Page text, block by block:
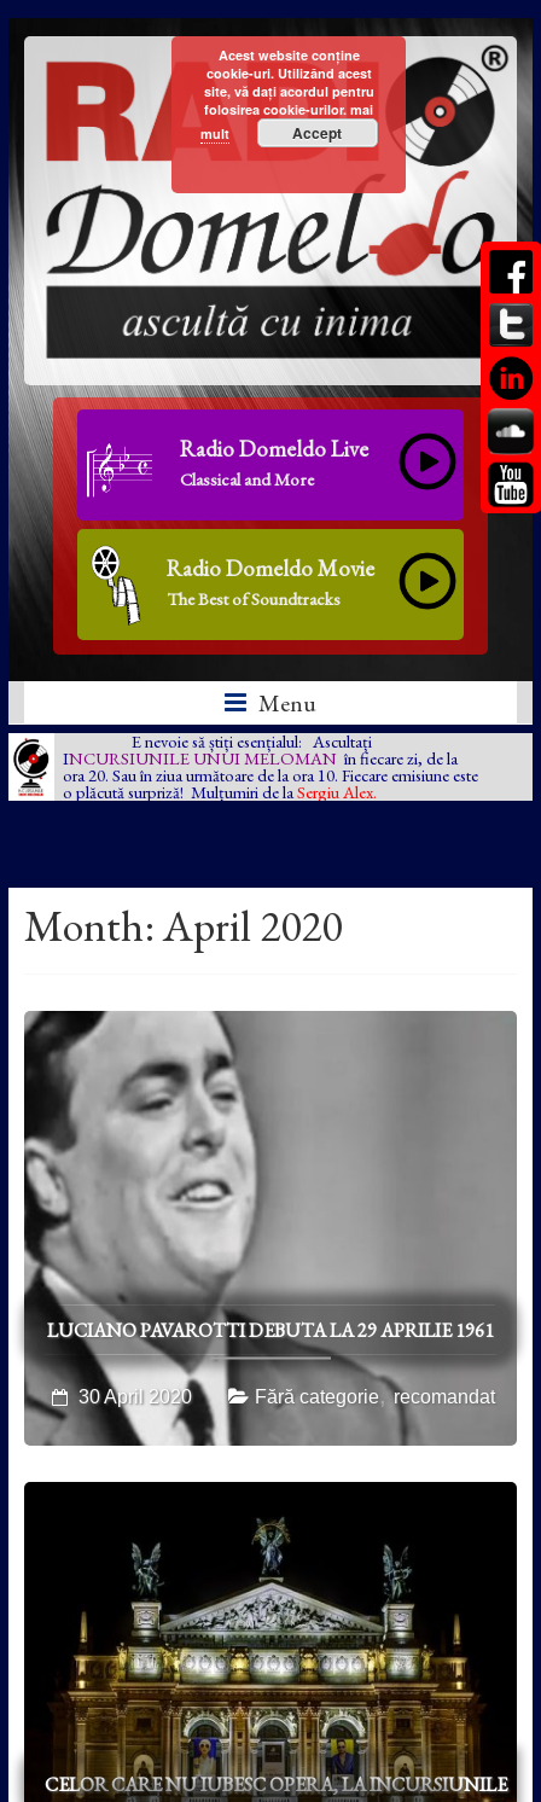
Radio Domeldo Live
Classical and More
Radio Domeldo Movie
The Best of Soundtracks
Menu
E nevoie să știți esențialul: Ascultați
INCURSIUNILE UNUI MELOMAN în fiecare zi, de la
ora 20. Sau în ziua următoare de la ora 10. Fiecare emisiune este
o plăcută surpriză! Mulțumiri de la Sergiu Alex.
Month:April 2020
LUCIANO PAVAROTTI DEBUTA LA 29 APRILIE 1961
30 April 2020 Fără categorie ,recomandat
CELOR CARE NU IUBESC OPERA, LA INCURSIUNILE
Acest website conține
cookie-uri. Utilizând acest
site, vă dați acordul pentru
folosirea cookie-urilor. mai
mult
Accept